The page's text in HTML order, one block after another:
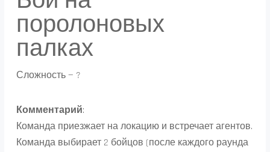
поролоновых
палках
Сложность — ?
Комментарий:
Команда приезжает на локацию и встречает агентов.
Команда выбирает 2 бойцов (после каждого раунда